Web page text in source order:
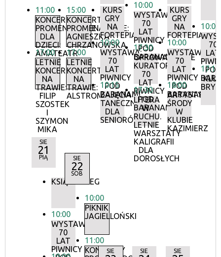
11:00
KONCERTY
PROMENADOWE
DLA
DZIECI:
AMATEATR
17:00
LETNIE
KONCERTY
NA
TRAWIE:
FILIP
SZOSTEK
I
SZYMON
MIKA
15:00
KONCERTY
PROMENADOWE:
AGNIESZKA
CHRZANOWSKA
17:00
LETNIE
KONCERTY
NA
TRAWIE:
ALSTROMERIE
KURS
GRY
NA
FORTEPIANIE
10:00
WYSTAWA:
70
LAT
PIWNICY
POD
BARANAMI
10:15
ZAJĘCIA
TANECZNE
DLA
SENIORÓW
10:00
WYSTAWA:
70
LAT
PIWNICY
POD
BARANAMI
17:30
OPROWADZANIE
KURATORSKIE:
70
LAT
PIWNICY
POD
BARANAMI
17:30
LITERA
W
RUCHU.
LETNIE
WARSZTATY
KALIGRAFII
DLA
DOROSŁYCH
KURS
GRY
NA
FORTEPIANIE
10:00
WYSTAWA:
70
LAT
PIWNICY
POD
BARANAMI
18:00
ŚRODY
W
KLUBIE
KAZIMIERZ
10:00
70
LAT
POD
17:15
SIE
21
PIĄ
KSIĄŻKOBIEG
10:00
WYSTAWA:
70
LAT
PIWNICY
SIE
22
SOB
10:00
PIKNIK
JAGIELLOŃSKI
11:00
KONCERTY
SIE SIE SIE